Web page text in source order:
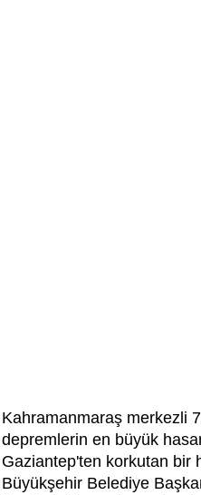
Kahramanmaraş merkezli
depremlerin en büyük
Gaziantep'ten korkutan bir
Büyükşehir Belediye